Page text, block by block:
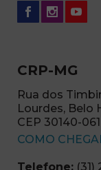
CRP-MG
Rua dos
Lourdes, Belo
CEP 30140-061
COMO
Telefone: (31)